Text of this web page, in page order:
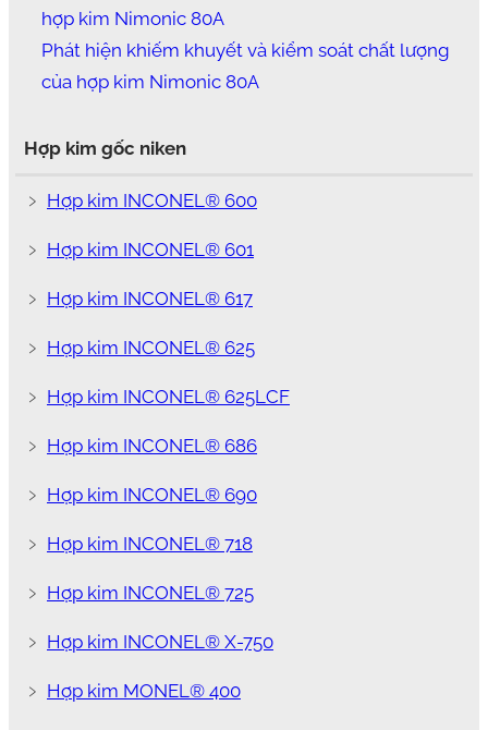
hợp kim Nimonic 80A
Phát hiện khiếm khuyết và kiểm soát chất lượng
của hợp kim Nimonic 80A
Hợp kim gốc niken
﹥ Hợp kim INCONEL® 600
﹥ Hợp kim INCONEL® 601
﹥ Hợp kim INCONEL® 617
﹥ Hợp kim INCONEL® 625
﹥ Hợp kim INCONEL® 625LCF
﹥ Hợp kim INCONEL® 686
﹥ Hợp kim INCONEL® 690
﹥ Hợp kim INCONEL® 718
﹥ Hợp kim INCONEL® 725
﹥ Hợp kim INCONEL® X-750
﹥ Hợp kim MONEL® 400